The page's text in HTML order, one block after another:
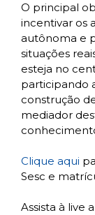
O principal
incentivar os
autônoma e
situações
esteja no
participando
construção
mediador
Clique aqui
Sesc e
Assista à live